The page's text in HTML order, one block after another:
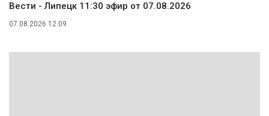
Вести - Липецк 11:30 эфир от 07.08.2026
07.08.2026 12:09